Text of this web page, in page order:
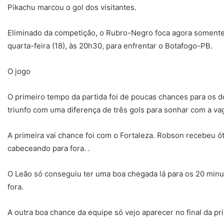
Pikachu marcou o gol dos visitantes.
Eliminado da competição, o Rubro-Negro foca agora
quarta-feira (18), às 20h30, para enfrentar o Botafogo-PB.
O jogo
O primeiro tempo da partida foi de poucas chances para os
triunfo com uma diferença de três gols para sonhar com a
A primeira vai chance foi com o Fortaleza. Robson recebeu
cabeceando para fora. .
O Leão só conseguiu ter uma boa chegada lá para os 20
fora.
A outra boa chance da equipe só vejo aparecer no final da